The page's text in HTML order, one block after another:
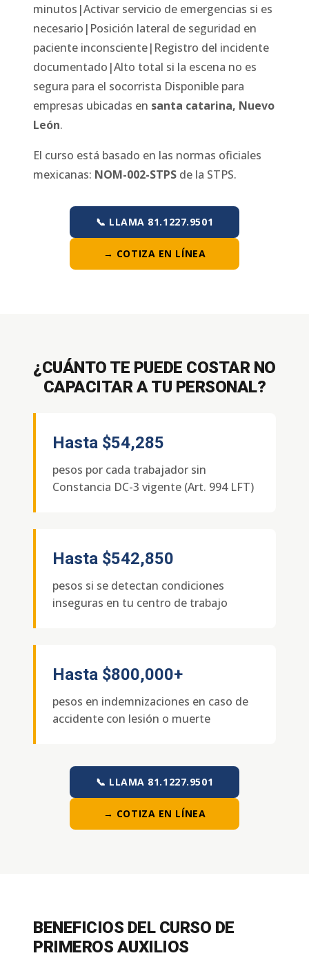
minutos|Activar servicio de emergencias si es
necesario|Posición lateral de seguridad en
paciente inconsciente|Registro del incidente
documentado|Alto total si la escena no es
segura para el socorrista Disponible para
empresas ubicadas en santa catarina, Nuevo
León.
El curso está basado en las normas oficiales
mexicanas: NOM-002-STPS de la STPS.
📞 LLAMA 81.1227.9501
→ COTIZA EN LÍNEA
¿CUÁNTO TE PUEDE COSTAR NO
CAPACITAR A TU PERSONAL?
Hasta $54,285
pesos por cada trabajador sin
Constancia DC-3 vigente (Art. 994 LFT)
Hasta $542,850
pesos si se detectan condiciones
inseguras en tu centro de trabajo
Hasta $800,000+
pesos en indemnizaciones en caso de
accidente con lesión o muerte
📞 LLAMA 81.1227.9501
→ COTIZA EN LÍNEA
BENEFICIOS DEL CURSO DE
PRIMEROS AUXILIOS